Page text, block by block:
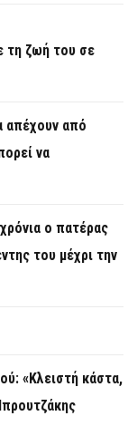
τη ζωή του σε
απέχουν από
να
ο πατέρας
του μέχρι την
«Κλειστή κάστα,